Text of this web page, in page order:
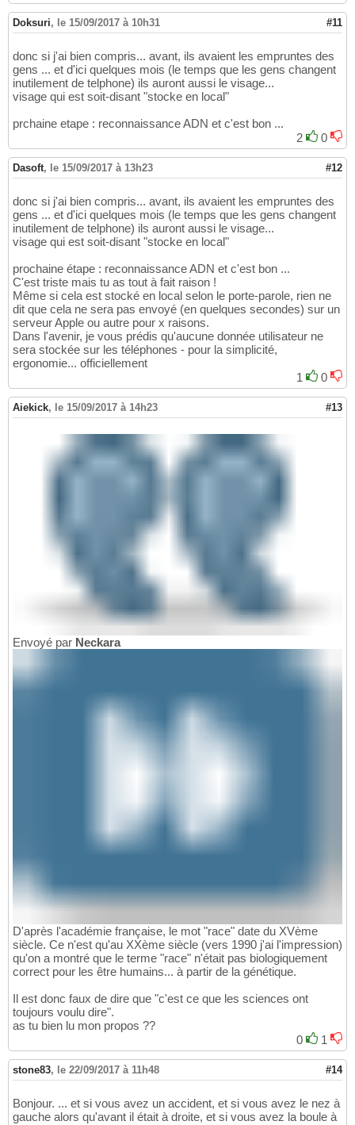
Doksuri, le 15/09/2017 à 10h31 #11
donc si j'ai bien compris... avant, ils avaient les empruntes des
gens ... et d'ici quelques mois (le temps que les gens changent
inutilement de telphone) ils auront aussi le visage...
visage qui est soit-disant "stocke en local"
prchaine etape : reconnaissance ADN et c'est bon ...
2
0
Dasoft, le 15/09/2017 à 13h23 #12
donc si j'ai bien compris... avant, ils avaient les empruntes des
gens ... et d'ici quelques mois (le temps que les gens changent
inutilement de telphone) ils auront aussi le visage...
visage qui est soit-disant "stocke en local"
prochaine étape : reconnaissance ADN et c'est bon ...
C'est triste mais tu as tout à fait raison !
Même si cela est stocké en local selon le porte-parole, rien ne
dit que cela ne sera pas envoyé (en quelques secondes) sur un
serveur Apple ou autre pour x raisons.
Dans l'avenir, je vous prédis qu'aucune donnée utilisateur ne
sera stockée sur les téléphones - pour la simplicité,
ergonomie... officiellement
1
0
Aiekick, le 15/09/2017 à 14h23 #13
Envoyé par Neckara
D'après l'académie française, le mot "race" date du XVème
siècle. Ce n'est qu'au XXème siècle (vers 1990 j'ai l'impression)
qu'on a montré que le terme "race" n'était pas biologiquement
correct pour les être humains... à partir de la génétique.
Il est donc faux de dire que "c'est ce que les sciences ont
toujours voulu dire".
as tu bien lu mon propos ??
0
1
stone83, le 22/09/2017 à 11h48 #14
Bonjour. ... et si vous avez un accident, et si vous avez le nez à
gauche alors qu'avant il était à droite, et si vous avez la boule à